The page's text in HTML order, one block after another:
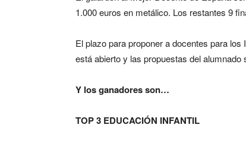
1.000 euros en metálico. Los restantes 9
El plazo para proponer a docentes para
está abierto y las propuestas del
Y los ganadores son…
TOP 3 EDUCACIÓN INFANTIL